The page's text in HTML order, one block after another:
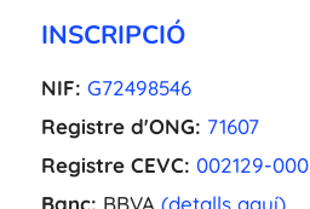
INSCRIPCIÓ
NIF: G72498546
Registre d'ONG: 71607
Registre CEVC: 002129-000
Banc: BBVA (detalls aquí)